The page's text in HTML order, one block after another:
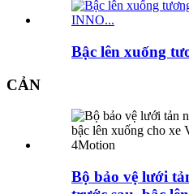
Bậc lên xuống
CẢN
Bộ bảo vệ lưới